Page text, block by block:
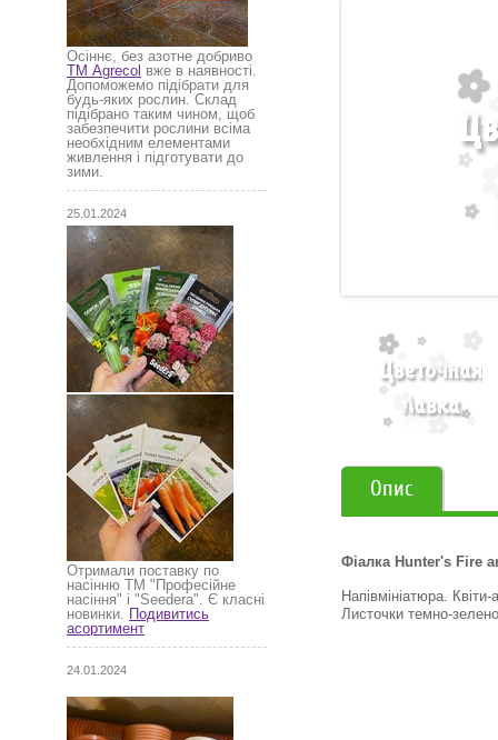
Осіннє, без азотне добриво
ТМ Agrecol вже в наявності.
Допоможемо підібрати для
будь-яких рослин. Склад
підібрано таким чином, щоб
забезпечити рослини всіма
необхідним елементами
живлення і підготувати до
зими.
25.01.2024
Отримали поставку по
насінню ТМ "Професійне
насіння" і "Seedera". Є класні
новинки. Подивитись
асортимент
24.01.2024
Опис
Фіалка Hunter's Fire
Напівмініатюра.
Листочки темно-